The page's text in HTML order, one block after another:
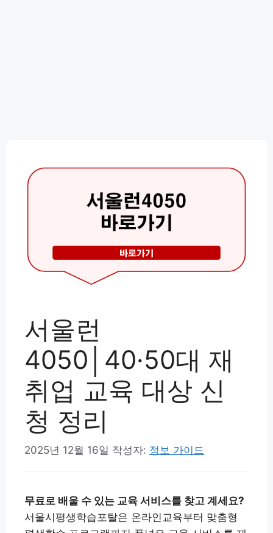
서울런
4050│40·50대 재
취업 교육 대상 신
청 정리
2025년 12월 16일 작성자: 정보 가이드
무료로 배울 수 있는 교육 서비스를 찾고 계세요?
서울시평생학습포탈은 온라인교육부터 맞춤형